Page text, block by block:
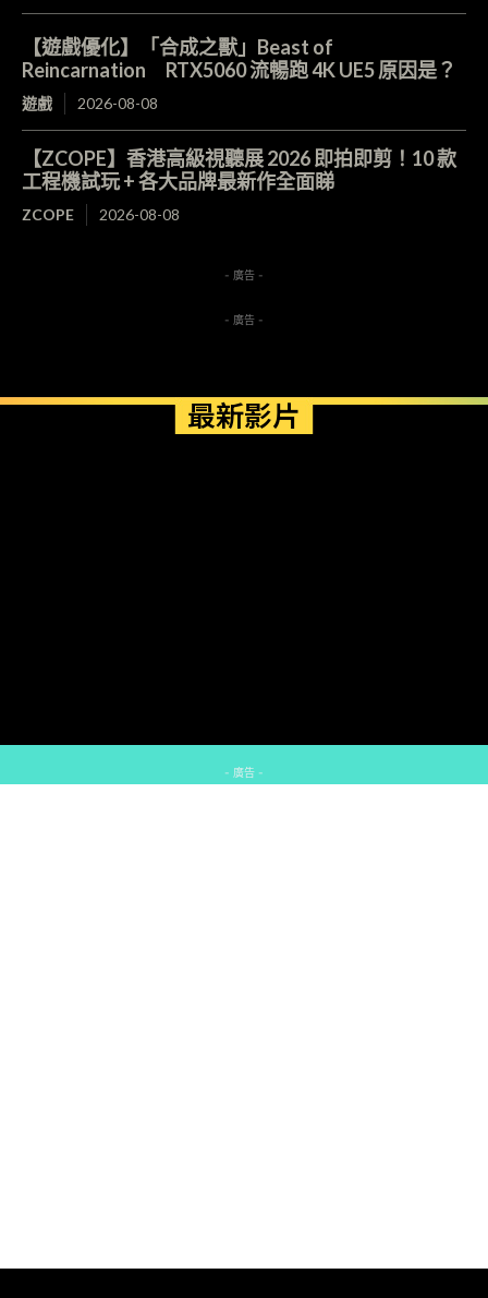
【遊戲優化】「合成之獸」Beast of
Reincarnation RTX5060 流暢跑 4K UE5 原因是？
遊戲 2026-08-08
【ZCOPE】香港高級視聽展 2026 即拍即剪！10 款
工程機試玩 + 各大品牌最新作全面睇
ZCOPE 2026-08-08
- 廣告 -
- 廣告 -
最新影片
- 廣告 -